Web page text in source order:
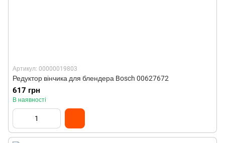
Артикул: 00000019803
Редуктор вінчика для блендера Bosch 00627672
617 грн
В наявності